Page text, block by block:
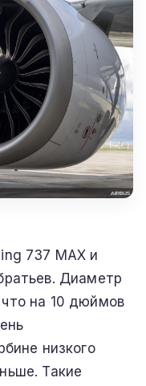
737 MAX и
Диаметр
на 10 дюймов
низкого
Такие